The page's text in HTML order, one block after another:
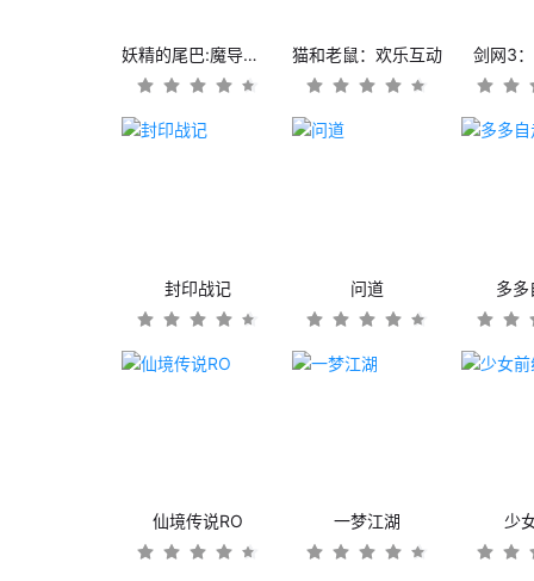
妖精的尾巴:魔导少年 猫和老鼠：欢乐互动 剑网3
封印战记 问道 多多
仙境传说RO 一梦江湖 少